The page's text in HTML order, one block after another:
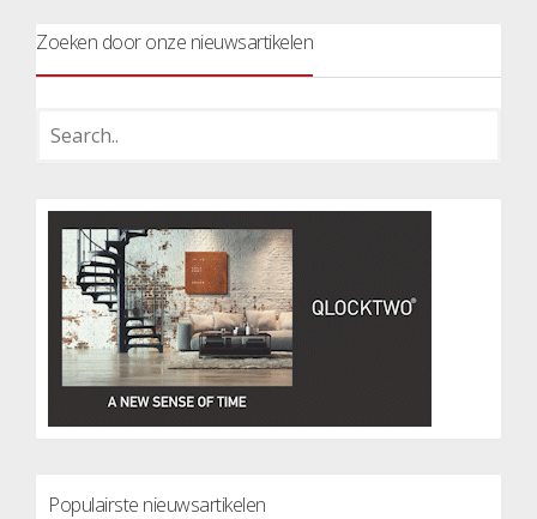
Zoeken door onze nieuwsartikelen
Populairste nieuwsartikelen